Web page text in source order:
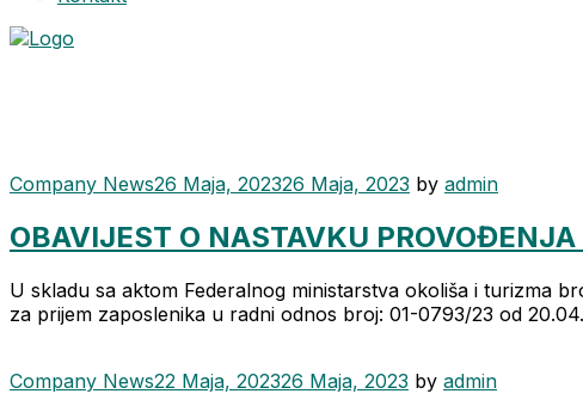
Categories
Company News26 Maja, 202326 Maja, 2023 by admin
OBAVIJEST O NASTAVKU
U skladu sa aktom Federalnog ministarstva okoliša i turizma
za prijem zaposlenika u radni odnos broj: 01-0793/23 od
Categories
Company News22 Maja, 202326 Maja, 2023 by admin